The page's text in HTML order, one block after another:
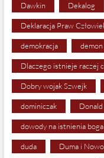
Dawkin Dekalog
Deklaracja Praw
demokracja demon
Dlaczego istnieje raczej
Dobry wojak Szwejk
dominiczak
dowody na istnienia boga
duda Duma i